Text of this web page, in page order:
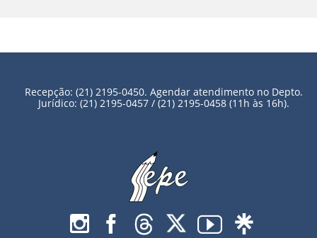
Recepção: (21) 2195-0450. Agendar atendimento no Depto.
Jurídico: (21) 2195-0457 / (21) 2195-0458 (11h às 16h).